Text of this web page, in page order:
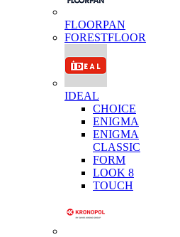
FLOORPAN
FORESTFLOOR
IDEAL
CHOICE
ENIGMA
ENIGMA
CLASSIC
FORM
LOOK 8
TOUCH